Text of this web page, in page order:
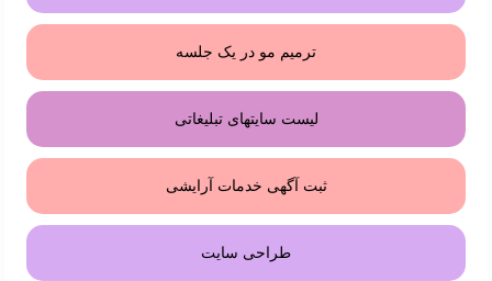
ترمیم مو در یک جلسه
لیست سایتهای تبلیغاتی
ثبت آگهی خدمات آرایشی
طراحی سایت